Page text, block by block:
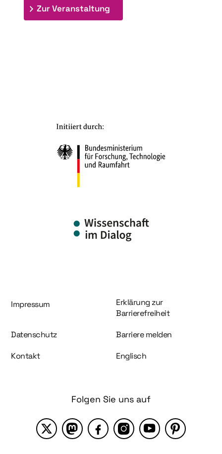
Zur Veranstaltung
Information und Service
Impressum
Erklärung zur
Barrierefreiheit
Datenschutz Barriere melden
Kontakt Englisch
Folgen Sie uns auf